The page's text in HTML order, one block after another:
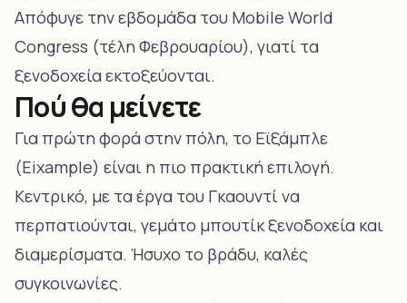
Απόφυγε την εβδομάδα του Mobile World
Congress (τέλη Φεβρουαρίου), γιατί τα
ξενοδοχεία εκτοξεύονται.
Πού θα μείνετε
Για πρώτη φορά στην πόλη, το Εϊξάμπλε
(Eixample) είναι η πιο πρακτική επιλογή.
Κεντρικό, με τα έργα του Γκαουντί να
περπατιούνται, γεμάτο μπουτίκ ξενοδοχεία και
διαμερίσματα. Ήσυχο το βράδυ, καλές
συγκοινωνίες.